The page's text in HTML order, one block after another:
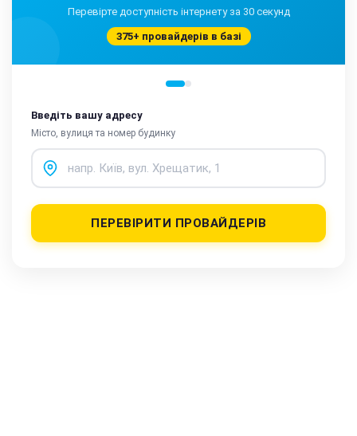
Перевірте доступність інтернету за 30 секунд
375+ провайдерів в базі
Введіть вашу адресу
Місто, вулиця та номер будинку
ПЕРЕВІРИТИ ПРОВАЙДЕРІВ